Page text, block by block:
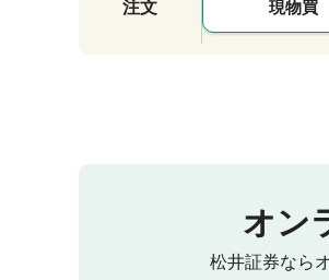
注文 現物買
オン
松井証券なら